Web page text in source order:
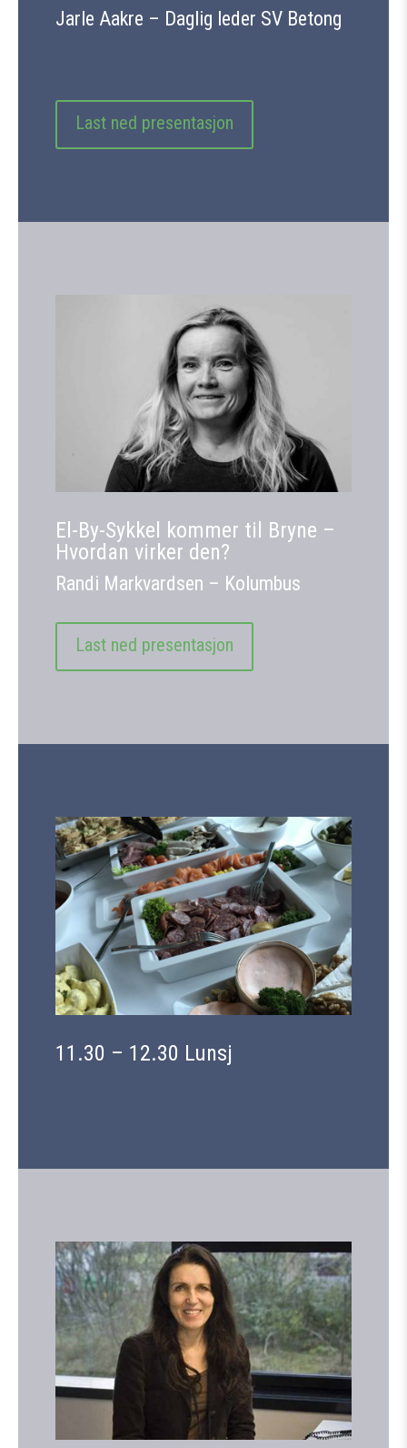
Jarle Aakre – Daglig leder SV Betong
Last ned presentasjon
El-By-Sykkel kommer til Bryne –
Hvordan virker den?
Randi Markvardsen – Kolumbus
Last ned presentasjon
11.30 – 12.30 Lunsj